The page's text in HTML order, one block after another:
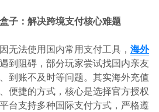
子：解决跨境支付核心难题
无法使用国内常用支付工具， 海外
到阻碍，部分玩家尝试找国内亲友
到账不及时等问题。其实海外充值
便捷的方式，核心是选择官方授权
台支持多种国际支付方式，严格遵